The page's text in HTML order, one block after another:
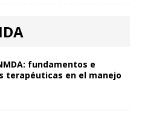
fundamentos e
terapéuticas en el manejo